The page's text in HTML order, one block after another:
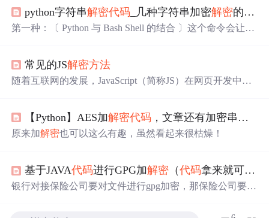
python字符串解密代码 _几种字符串加密解密的方法
第一种：〔 Python 与 Bash Shell 的结合 〕这个命令会让你
(b), raw_input("string: "), 0)'
的数字P第二种：〔 应该是纯 Bash Shell，含 VIM ...
常见的JS解密方法
随着互联网的发展，JavaScript（简称JS）在网页开发中的
这篇文章中，我们将介绍一些常见的JS解密方法，帮助读
者更好地理解和应对这些加密技术。
【Python】AES加解密代码 ，文章还有加密串等你来
原来加解密也可以这么有趣，虽然看起来很枯燥！
基于JAVA代码进行GPG加解密 （代码拿来就可以用）
银行对接保险公司要对文件进行gpg加密，那保险公司要进